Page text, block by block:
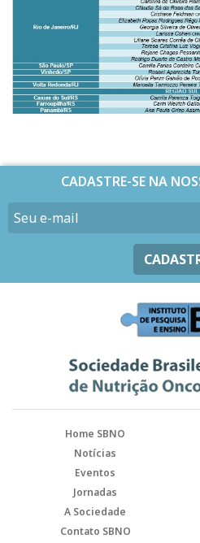
CADASTRE-SE NA
Home SBNO
Notícias
Eventos
Jornadas
A Sociedade
Contato SBNO